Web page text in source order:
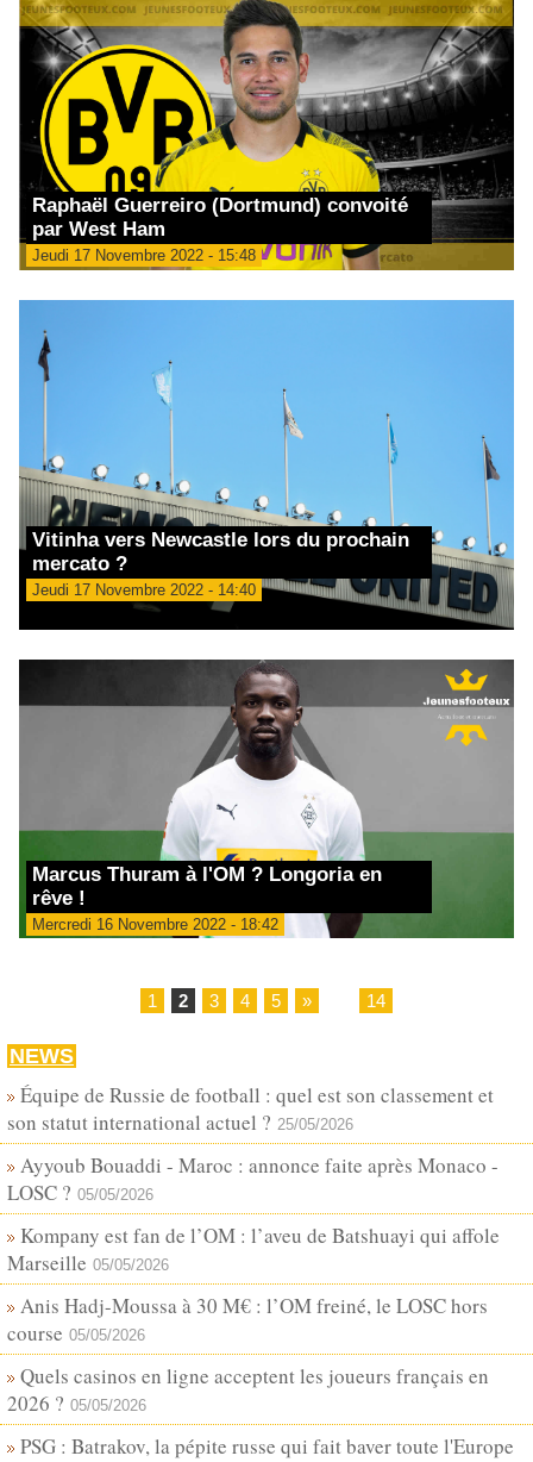
Raphaël Guerreiro (Dortmund) convoité
par West Ham
Jeudi 17 Novembre 2022 - 15:48
Vitinha vers Newcastle lors du prochain
mercato ?
Jeudi 17 Novembre 2022 - 14:40
Marcus Thuram à l'OM ? Longoria en
rêve !
Mercredi 16 Novembre 2022 - 18:42
1 2 3 4 5 » 14
NEWS
Équipe de Russie de football : quel est son classement et
son statut international actuel ? 25/05/2026
Ayyoub Bouaddi - Maroc : annonce faite après Monaco -
LOSC ? 05/05/2026
Kompany est fan de l’OM : l’aveu de Batshuayi qui affole
Marseille 05/05/2026
Anis Hadj-Moussa à 30 M€ : l’OM freiné, le LOSC hors
course 05/05/2026
Quels casinos en ligne acceptent les joueurs français en
2026 ? 05/05/2026
PSG : Batrakov, la pépite russe qui fait baver toute l'Europe